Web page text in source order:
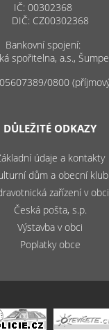
IČ: 00302368
DIČ: CZ00302368
Bankovní spojení:
spořitelna, a.s.,
0800
DŮLEŽITÉ ODKAZY
údaje a kontakty
dům a obecní klub
zařízení v obci
Česká pošta, s.p.
Výstavba v obci
Poplatky obce